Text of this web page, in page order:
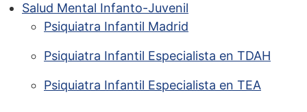
Salud Mental Infanto-Juvenil
Psiquiatra Infantil Madrid
Psiquiatra Infantil Especialista en TDAH
Psiquiatra Infantil Especialista en TEA